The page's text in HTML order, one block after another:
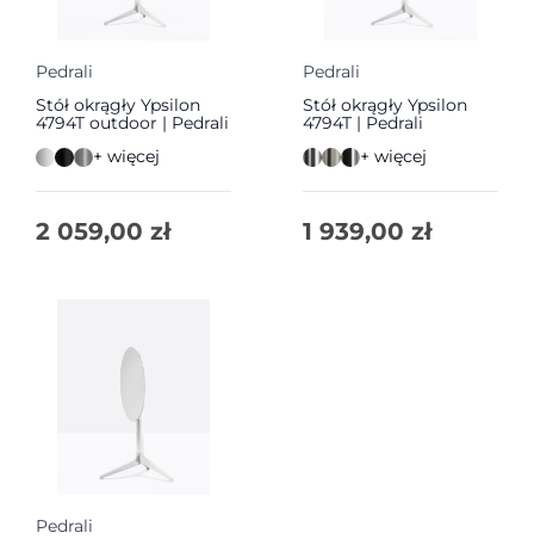
Pedrali
Stół okrągły Ypsilon
4794T outdoor | Pedrali
+ więcej
2 059,00 zł
Pedrali
Stół okrągły Ypsilon
4794T | Pedrali
+ więcej
1 939,00 zł
Pedrali